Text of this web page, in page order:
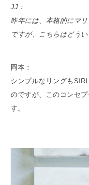
JJ：
昨年には、本格的にマ
ですが、こちらはどう
岡本：
シンプルなリングも
のですが、このコンセ
す。